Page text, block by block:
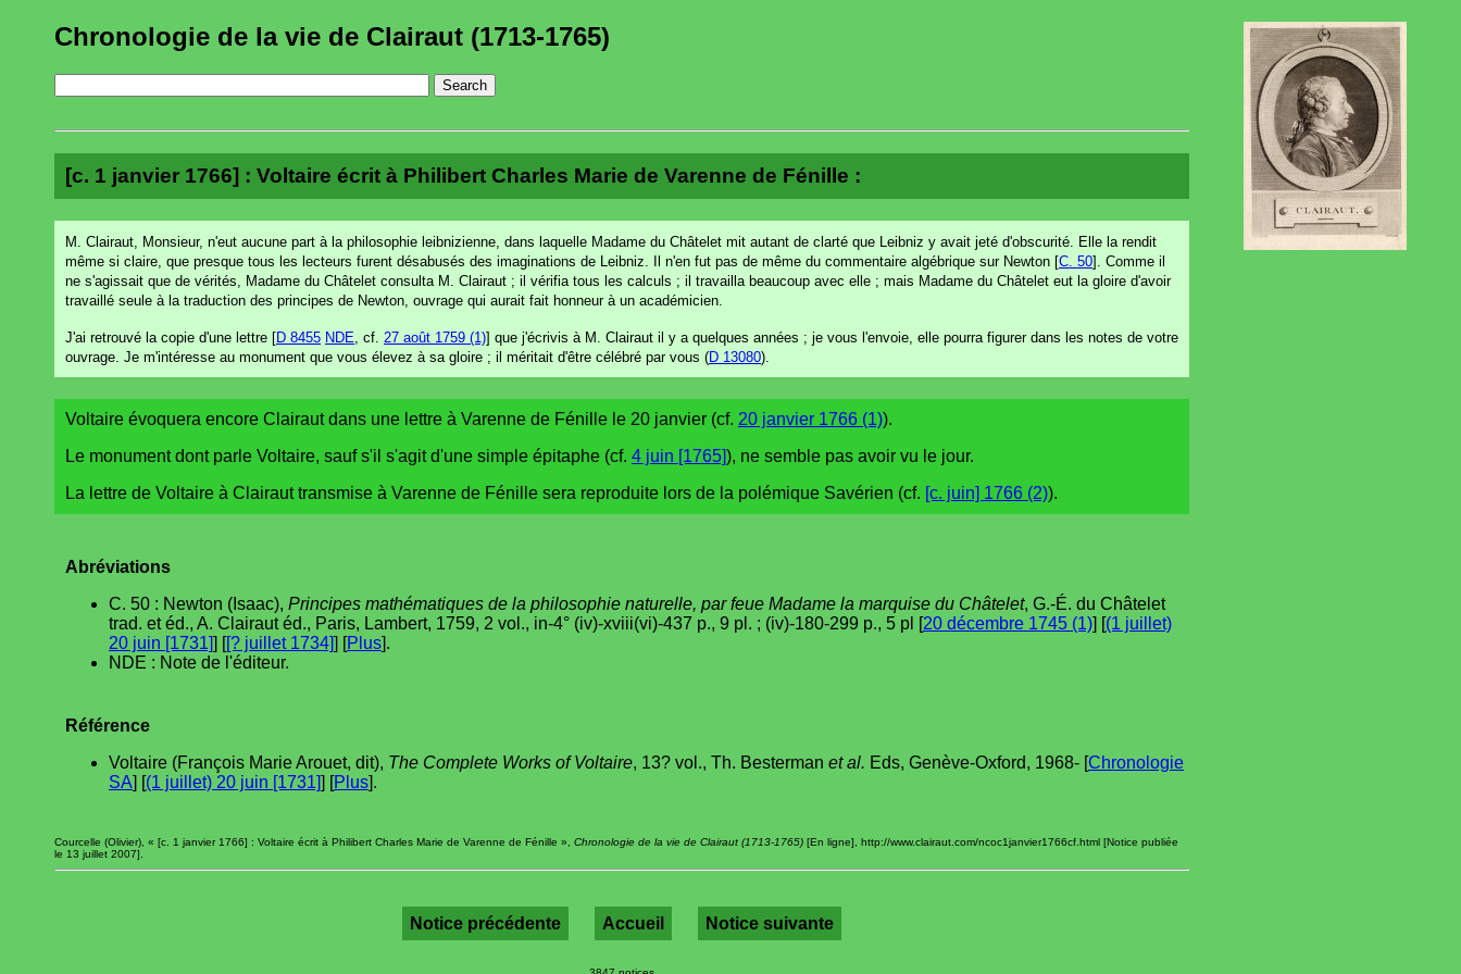
Chronologie de la vie de Clairaut (1713-1765)
[c. 1 janvier 1766] : Voltaire écrit à Philibert Charles Marie de Varenne de Fénille :
M. Clairaut, Monsieur, n'eut aucune part à la philosophie leibnizienne, dans laquelle Madame du Châtelet mit autant de clarté que Leibniz y avait jeté d'obscurité. Elle la rendit
même si claire, que presque tous les lecteurs furent désabusés des imaginations de Leibniz. Il n'en fut pas de même du commentaire algébrique sur Newton [C. 50]. Comme il
ne s'agissait que de vérités, Madame du Châtelet consulta M. Clairaut ; il vérifia tous les calculs ; il travailla beaucoup avec elle ; mais Madame du Châtelet eut la gloire d'avoir
travaillé seule à la traduction des principes de Newton, ouvrage qui aurait fait honneur à un académicien.
J'ai retrouvé la copie d'une lettre [D 8455 NDE , cf. 27 août 1759 (1)] que j'écrivis à M. Clairaut il y a quelques années ; je vous l'envoie, elle pourra figurer dans les notes de votre
ouvrage. Je m'intéresse au monument que vous élevez à sa gloire ; il méritait d'être célébré par vous (D 13080).
Voltaire évoquera encore Clairaut dans une lettre à Varenne de Fénille le 20 janvier (cf. 20 janvier 1766 (1)).
Le monument dont parle Voltaire, sauf s'il s'agit d'une simple épitaphe (cf. 4 juin [1765]), ne semble pas avoir vu le jour.
La lettre de Voltaire à Clairaut transmise à Varenne de Fénille sera reproduite lors de la polémique Savérien (cf. [c. juin] 1766 (2)).
Abréviations
C. 50 : Newton (Isaac), Principes mathématiques de la philosophie naturelle, par feue Madame la marquise du Châtelet, G.-É. du Châtelet
trad. et éd., A. Clairaut éd., Paris, Lambert, 1759, 2 vol., in-4° (iv)-xviii(vi)-437 p., 9 pl. ; (iv)-180-299 p., 5 pl [20 décembre 1745 (1)] [(1 juillet)
20 juin [1731]] [[? juillet 1734]] [Plus].
NDE : Note de l'éditeur.
Référence
Voltaire (François Marie Arouet, dit), The Complete Works of Voltaire, 13? vol., Th. Besterman et al. Eds, Genève-Oxford, 1968- [Chronologie
SA] [(1 juillet) 20 juin [1731]] [Plus].
Courcelle (Olivier), « [c. 1 janvier 1766] : Voltaire écrit à Philibert Charles Marie de Varenne de Fénille », Chronologie de la vie de Clairaut (1713-1765) [En ligne], http://www.clairaut.com/ncoc1janvier1766cf.html [Notice publiée
le 13 juillet 2007].
Notice précédente Accueil Notice suivante